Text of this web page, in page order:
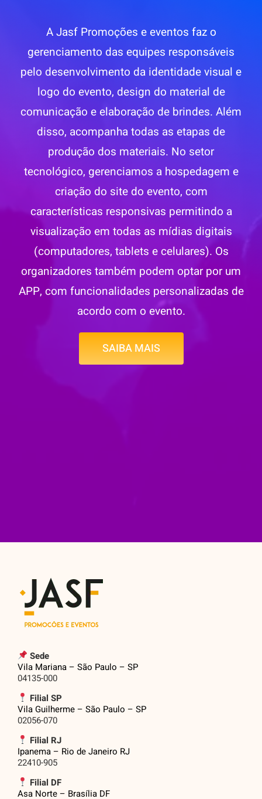
A Jasf Promoções e eventos faz o
gerenciamento das equipes responsáveis
pelo desenvolvimento da identidade visual e
logo do evento, design do material de
comunicação e elaboração de brindes. Além
disso, acompanha todas as etapas de
produção dos materiais. No setor
tecnológico, gerenciamos a hospedagem e
criação do site do evento, com
características responsivas permitindo a
visualização em todas as mídias digitais
(computadores, tablets e celulares). Os
organizadores também podem optar por um
APP, com funcionalidades personalizadas de
acordo com o evento.
SAIBA MAIS
Sede
Vila Mariana – São Paulo – SP
04135-000
Filial SP
Vila Guilherme – São Paulo – SP
02056-070
Filial RJ
Ipanema – Rio de Janeiro RJ
22410-905
Filial DF
Asa Norte – Brasília DF